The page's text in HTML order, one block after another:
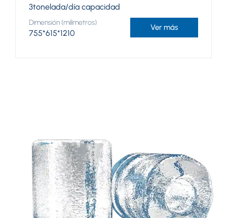
3tonelada/día capacidad
Dimensión (milímetros)
755*615*1210
Ver más